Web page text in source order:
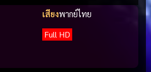
เสียงพากย์ไทย
Full HD